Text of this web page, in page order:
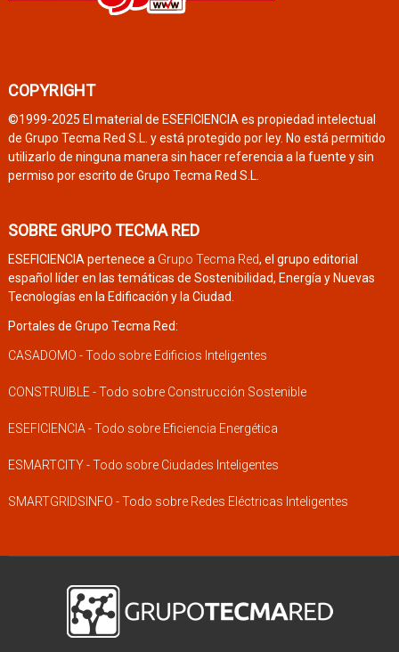
COPYRIGHT
©1999-2025 El material de ESEFICIENCIA es propiedad intelectual
de Grupo Tecma Red S.L. y está protegido por ley. No está permitido
utilizarlo de ninguna manera sin hacer referencia a la fuente y sin
permiso por escrito de Grupo Tecma Red S.L.
SOBRE GRUPO TECMA RED
ESEFICIENCIA pertenece a Grupo Tecma Red, el grupo editorial
español líder en las temáticas de Sostenibilidad, Energía y Nuevas
Tecnologías en la Edificación y la Ciudad.
Portales de Grupo Tecma Red:
CASADOMO - Todo sobre Edificios Inteligentes
CONSTRUIBLE - Todo sobre Construcción Sostenible
ESEFICIENCIA - Todo sobre Eficiencia Energética
ESMARTCITY - Todo sobre Ciudades Inteligentes
SMARTGRIDSINFO - Todo sobre Redes Eléctricas Inteligentes